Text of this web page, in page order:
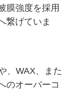
膜強度を採用
繋げていま
、WAX、また
のオーバーコ